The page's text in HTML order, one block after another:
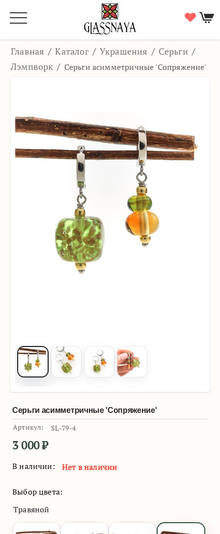
Главная / Каталог / Украшения / Серьги /
Лэмпворк / Серьги асимметричные 'Сопряжение'
Серьги асимметричные 'Сопряжение'
Артикул: SL-79-4
3 000₽
В наличии: Нет в наличии
Выбор цвета:
Травяной